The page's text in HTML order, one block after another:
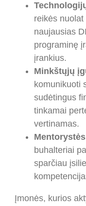
reikės
naujausias
programinę
įrankius.
Minkštųjų
komunikuoti
sudėtingus
tinkamai
vertinamas.
buhalteriai
sparčiau
Įmonės, kurios